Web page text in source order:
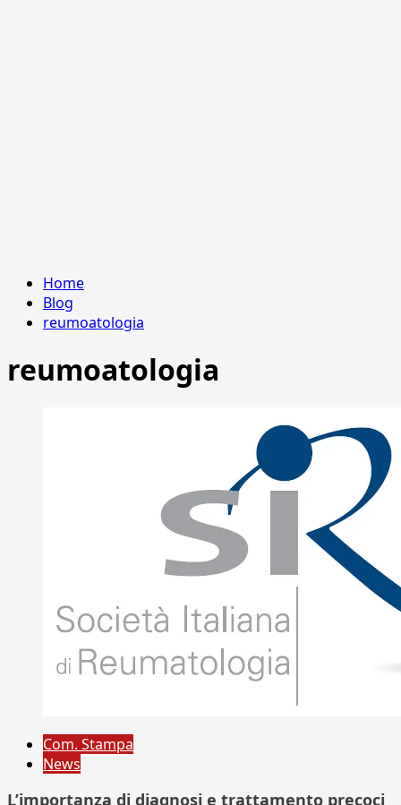
Home
Blog
reumoatologia
reumoatologia
Com. Stampa
News
L’importanza di diagnosi e trattamento precoci